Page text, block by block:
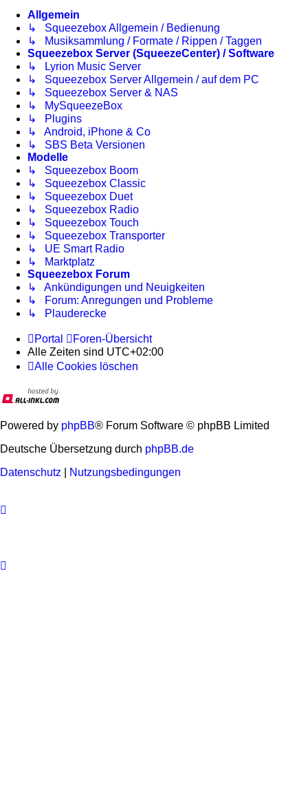
Allgemein
↳ Squeezebox Allgemein / Bedienung
↳ Musiksammlung / Formate / Rippen / Taggen
Squeezebox Server (SqueezeCenter) / Software
↳ Lyrion Music Server
↳ Squeezebox Server Allgemein / auf dem PC
↳ Squeezebox Server & NAS
↳ MySqueezeBox
↳ Plugins
↳ Android, iPhone & Co
↳ SBS Beta Versionen
Modelle
↳ Squeezebox Boom
↳ Squeezebox Classic
↳ Squeezebox Duet
↳ Squeezebox Radio
↳ Squeezebox Touch
↳ Squeezebox Transporter
↳ UE Smart Radio
↳ Marktplatz
Squeezebox Forum
↳ Ankündigungen und Neuigkeiten
↳ Forum: Anregungen und Probleme
↳ Plauderecke
Portal
Foren-Übersicht
Alle Zeiten sind UTC+02:00
Alle Cookies löschen
Powered by phpBB® Forum Software © phpBB Limited
Deutsche Übersetzung durch phpBB.de
Datenschutz
Nutzungsbedingungen